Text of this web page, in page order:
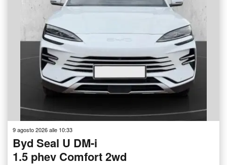
9 agosto 2026 alle 10:33
Byd Seal U DM-i
1.5 phev Comfort 2wd